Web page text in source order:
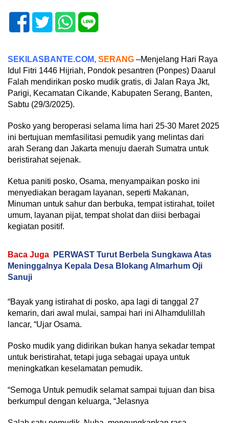
SEKILASBANTE.COM, SERANG –Menjelang Hari Raya
Idul Fitri 1446 Hijriah, Pondok pesantren (Ponpes) Daarul
Falah mendirikan posko mudik gratis, di Jalan Raya Jkt,
Parigi, Kecamatan Cikande, Kabupaten Serang, Banten,
Sabtu (29/3/2025).
Posko yang beroperasi selama lima hari 25-30 Maret 2025
ini bertujuan memfasilitasi pemudik yang melintas dari
arah Serang dan Jakarta menuju daerah Sumatra untuk
beristirahat sejenak.
Ketua paniti posko, Osama, menyampaikan posko ini
menyediakan beragam layanan, seperti Makanan,
Minuman untuk sahur dan berbuka, tempat istirahat, toilet
umum, layanan pijat, tempat sholat dan diisi berbagai
kegiatan positif.
Baca Juga
PERWAST Turut Berbela Sungkawa Atas
Meninggalnya Kepala Desa Blokang Almarhum Oji
Sanuji
“Bayak yang istirahat di posko, apa lagi di tanggal 27
kemarin, dari awal mulai, sampai hari ini Alhamdulillah
lancar, “Ujar Osama.
Posko mudik yang didirikan bukan hanya sekadar tempat
untuk beristirahat, tetapi juga sebagai upaya untuk
meningkatkan keselamatan pemudik.
“Semoga Untuk pemudik selamat sampai tujuan dan bisa
berkumpul dengan keluarga, “Jelasnya